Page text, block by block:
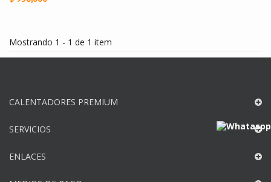
Mostrando 1 - 1 de 1 item
CALENTADORES PREMIUM
SERVICIOS
ENLACES